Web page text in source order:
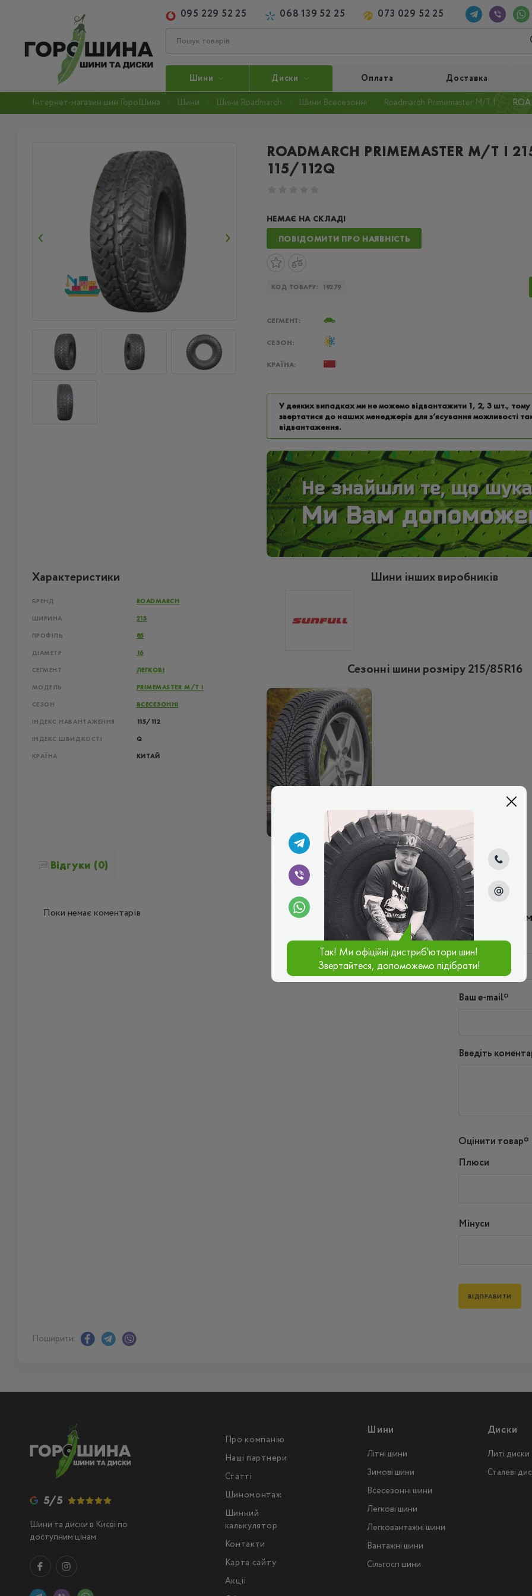
095 229 52 25 068 139 52 25 073 029 52 25
Шини Диски Оплата Доставка
Інтернет-магазин шин ГороШина Шини Шини Roadmarch Шини Всесезонні Roadmarch Primemaster M/T I
ROADMARCH PRIMEMASTER M/T I
115/112Q
НЕМАЄ НА СКЛАДІ
ПОВІДОМИТИ ПРО НАЯВНІСТЬ
КОД ТОВАРУ: 19279
СЕГМЕНТ:
СЕЗОН:
КРАЇНА:
У деяких випадках ми не можемо відвантажити 1, 2, 3 шт.,
звертатися до наших менеджерів для з’ясування можливості
відвантаження.
Характеристики
БРЕНД ROADMARCH
ШИРИНА 215
ПРОФІЛЬ 85
ДІАМЕТР 16
СЕГМЕНТ ЛЕГКОВІ
МОДЕЛЬ PRIMEMASTER M/T I
СЕЗОН ВСЕСЕЗОННІ
ІНДЕКС НАВАНТАЖЕННЯ 115/112
ІНДЕКС ШВИДКОСТІ Q
КРАЇНА КИТАЙ
Шини інших виробників
Сезонні шини розміру 215/85R16
ВСЕСЕЗОННІ
Відгуки (0)
Поки немає коментарів Написати
Ім'я*
Ваш e-mail*
Введіть
Оцінити товар*
Плюси
Мінуси
Поширити:
5/5
Шини та диски в Києві по
доступним цінам
Про компанію
Наші партнери
Статті
Шиномонтаж
Шинний
калькулятор
Контакти
Карта сайту
Акції
Шини
Літні шини
Зимові шини
Всесезонні шини
Легкові шини
Легковантажнi шини
Вантажнi шини
Сільгосп шини
Диски
Литі диски
Сталеві
Так! Ми офіційні дистриб'ютори шин!
Звертайтеся, допоможемо підібрати!